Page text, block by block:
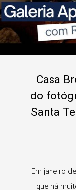
Casa
do
Santa
Em janeiro
que há